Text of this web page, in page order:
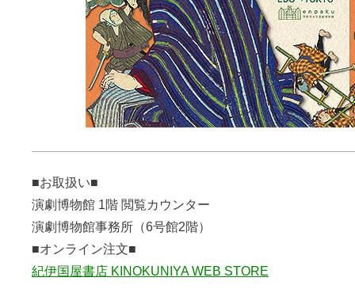
■お取扱い■
演劇博物館 1階 閲覧カウンター
演劇博物館事務所（6号館2階）
■オンライン注文■
紀伊国屋書店 KINOKUNIYA WEB STORE